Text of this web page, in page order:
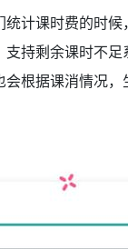
计课时费的时
持剩余课时不
根据课消情况